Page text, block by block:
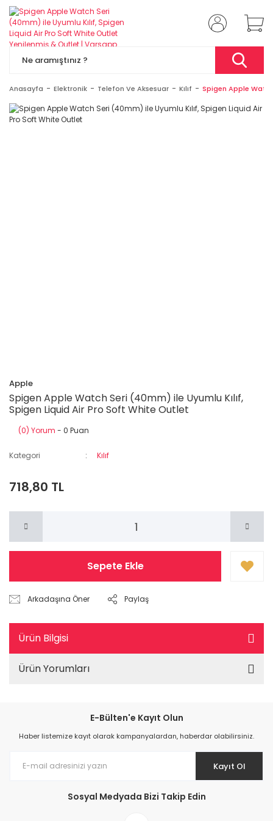
Anasayfa Elektronik Telefon Ve Aksesuar Kılıf Spigen Apple
Apple
Spigen Apple Watch Seri (40mm) ile Uyumlu Kılıf,
Spigen Liquid Air Pro Soft White Outlet
(0) Yorum - 0 Puan
Kategori Kılıf
718,80 TL
Sepete Ekle
Arkadaşına Öner Paylaş
Ürün Bilgisi
Ürün Yorumları
E-Bülten'e Kayıt Olun
Haber listemize kayıt olarak kampanyalardan, haberdar olabilirsiniz.
Kayıt Ol
Sosyal Medyada Bizi Takip Edin